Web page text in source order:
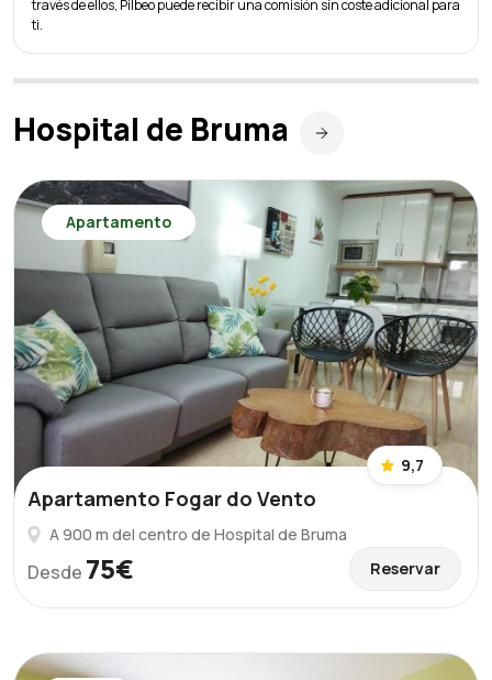
través de ellos, Pilbeo puede recibir una comisión sin coste adicional para
ti.
Hospital de Bruma
Apartamento
9,7
Apartamento Fogar do Vento
A 900 m del centro de Hospital de Bruma
Desde 75€ Reservar